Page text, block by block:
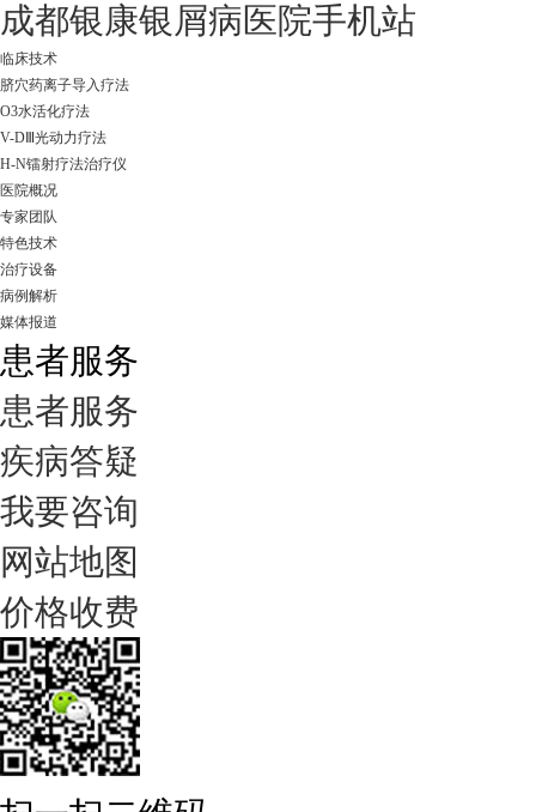
成都银康银屑病医院手机站
临床技术
脐穴药离子导入疗法
O3水活化疗法
V-DⅢ光动力疗法
H-N镭射疗法治疗仪
医院概况
专家团队
特色技术
治疗设备
病例解析
媒体报道
患者服务
患者服务
疾病答疑
我要咨询
网站地图
价格收费